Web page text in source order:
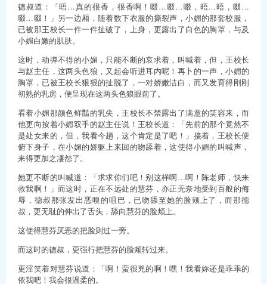
德叔道：「晤…真的很香，很香啊！啜…啜…啜，晤…晤，啜…
啜…啜！」另一边厢，随着数下衣服的撕裂声，小媚的那套校服，
已被那王校长一件一件扯破了，上身，更露出了白色的胸罩，与及
小媚白嫩的肌肤。
这时，动弹不得的小媚，只能不断的哀求着，叫喊着，但，王校长
与赵主任，这两头色狼，又起会听进耳内呢！再卜的一声，小媚的
胸罩，已被王校长狠狠的扯脱了，一对娇嫩洁白，而又发育得刚刚
初熟的乳房，便呈现在这两头色狼眼前了。
看着小媚那颜色鲜豔的乳尖，王校长不禁露出了满意的笑容来，而
他更向按着小媚双手的赵主任说！王校长道：「先前的那个竟然不
是处女来的，但，我看今趟，这个肯定是了吧！」接着，王校长便
俯下身子，在小媚的娇躯上来回的吻舔着，这使得小媚的叫喊声，
来得更加之凄怨了。
她更不断的叫喊道：「求求你们吧！别这样啊…啊！陈老师，快来
救我啊！」而这时，正在不远处的慧芬，亦正无奈地受到百般的侮
辱，德叔那张发出恶嗅的咀巴，已吻舔至她的脸颊上了，而那德
叔，更无耻的伸出了舌头，舔向慧芬的脸颊上。
这使得慧芬厌恶的把脸则过一旁。
而这时的德叔，更强行把慧芬的脸颊转过来。
更淫笑着对慧芬说道：「啊！蛮很兇的啊！嘿！我看妳还是乖乖的
依我吧！我会很温柔的。